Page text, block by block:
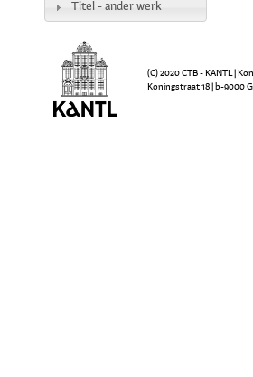
Titel - ander werk
(C) 2020 CTB - KANTL |
Koningstraat 18 | b-9000